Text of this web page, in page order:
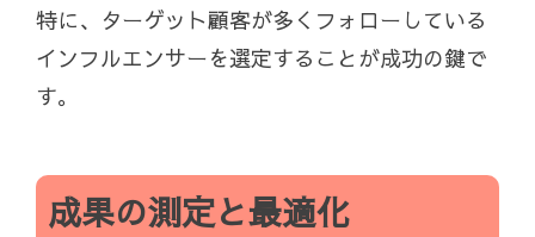
特に、ターゲット顧客が多くフォローしている
インフルエンサーを選定することが成功の鍵で
す。
成果の測定と最適化